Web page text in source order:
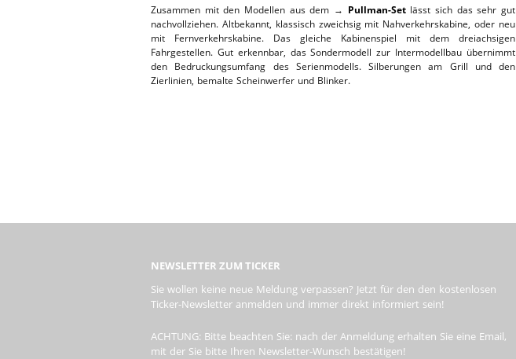
Zusammen mit den Modellen aus dem → Pullman-Setlässt sich das sehr gut
nachvollziehen. Altbekannt, klassisch zweichsig mit Nahverkehrskabine, oder neu
mit Fernverkehrskabine. Das gleiche Kabinenspiel mit dem dreiachsigen
Fahrgestellen. Gut erkennbar, das Sondermodell zur Intermodellbau übernimmt
den Bedruckungsumfang des Serienmodells. Silberungen am Grill und den
Zierlinien, bemalte Scheinwerfer und Blinker.
NEWSLETTER ZUM TICKER
Sie wollen keine neue Meldung verpassen? Jetzt für den den kostenlosen
Ticker-Newsletter anmelden und immer direkt informiert sein!
ACHTUNG: Bitte beachten Sie: nach der Anmeldung erhalten Sie eine Email,
mit der Sie bitte Ihren Newsletter-Wunsch bestätigen!